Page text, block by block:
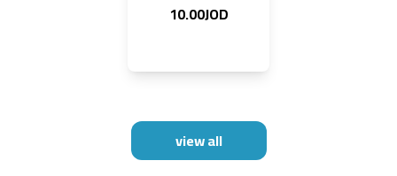
10.00JOD
view all